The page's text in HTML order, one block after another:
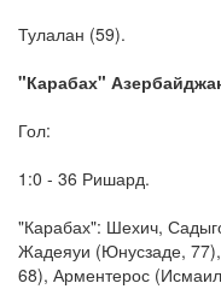
Тулалан (59).
"Карабах"
Гол:
1:0 - 36 Ришард.
"Карабах": Шехич,
Жадеяуи (Юнусзаде,
68), Арментерос